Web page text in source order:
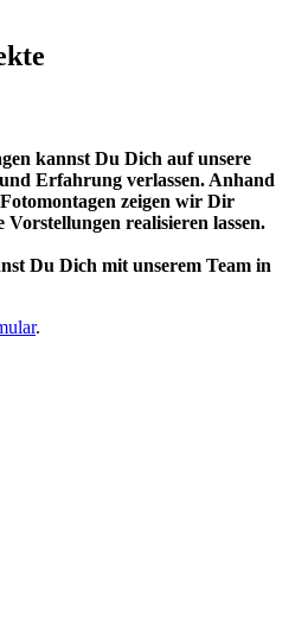
kannst Du Dich auf unsere
Erfahrung verlassen. Anhand
zeigen wir Dir
Vorstellungen realisieren lassen.
Du Dich mit unserem Team in
.